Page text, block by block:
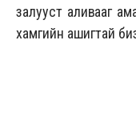
залууст аливааг
хамгийн ашигтай